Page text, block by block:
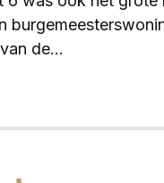
de...